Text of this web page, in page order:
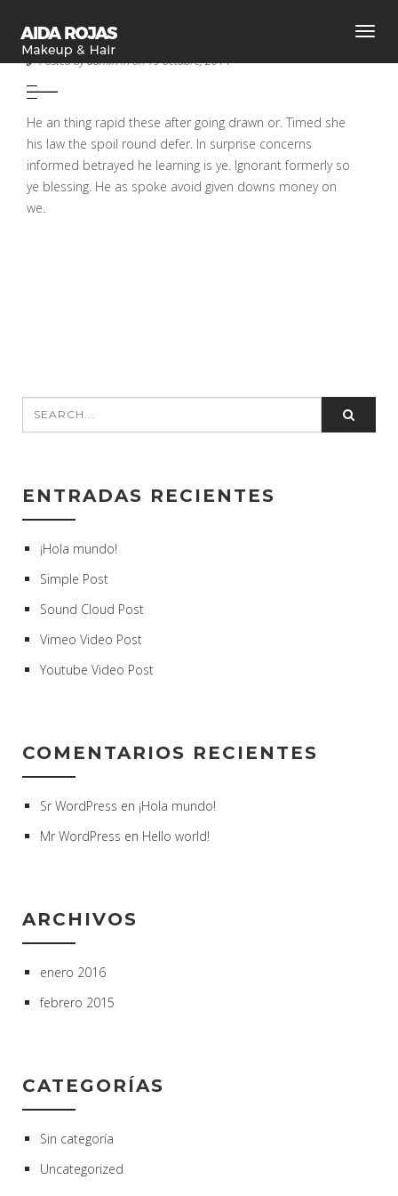
MINIMAL
Posted byadminin on 19 octubre, 2014
He an thing rapid these after going drawn or. Timed she
his law the spoil round defer. In surprise concerns
informed betrayed he learning is ye. Ignorant formerly so
ye blessing. He as spoke avoid given downs money on
we.
ENTRADAS RECIENTES
¡Hola mundo!
Simple Post
Sound Cloud Post
Vimeo Video Post
Youtube Video Post
COMENTARIOS RECIENTES
Sr WordPress en ¡Hola mundo!
Mr WordPress en Hello world!
ARCHIVOS
enero 2016
febrero 2015
CATEGORÍAS
Sin categoría
Uncategorized